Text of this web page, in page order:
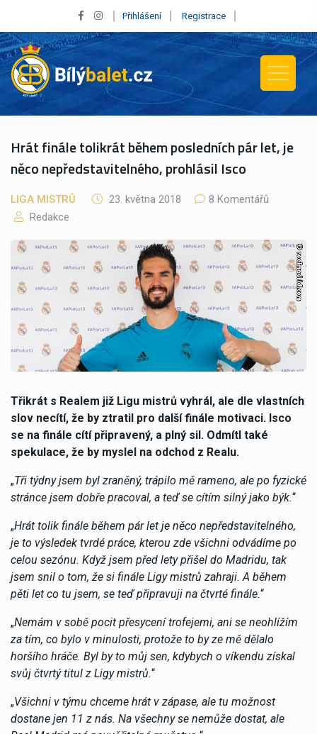
Přihlášení Registrace
Hrát finále tolikrát během posledních pár let, je
něco nepředstavitelného, prohlásil Isco
LIGA MISTRŮ 23. května 2018
8 Komentářů
Redakce
Třikrát s Realem již Ligu mistrů vyhrál, ale dle vlastních
slov necítí, že by ztratil pro další finále motivaci. Isco
se na finále cítí připravený, a plný sil. Odmítl také
spekulace, že by myslel na odchod z Realu.
„Tři týdny jsem byl zraněný, trápilo mě rameno, ale po fyzické
stránce jsem dobře pracoval, a teď se cítím silný jako býk.“
„Hrát tolik finále během pár let je něco nepředstavitelného,
je to výsledek tvrdé práce, kterou zde všichni odvádíme po
celou sezónu. Když jsem před lety přišel do Madridu, tak
jsem snil o tom, že si finále Ligy mistrů zahraji. A během
pěti let co tu jsem, se teď připravuji na čtvrté finále.“
„Nemám v sobě pocit přesycení trofejemi, ani se neohlížím
za tím, co bylo v minulosti, protože to by ze mě dělalo
horšího hráče. Byl by to můj sen, kdybych o víkendu získal
svůj čtvrtý titul z Ligy mistrů.“
„Všichni v týmu chceme hrát v zápase, ale tu možnost
dostane jen 11 z nás. Na všechny se nemůže dostat, ale